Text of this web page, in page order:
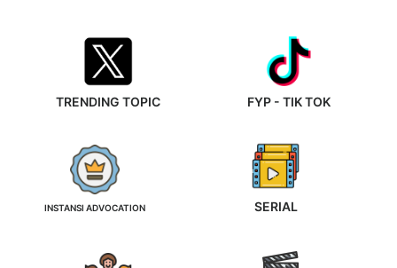
TRENDING TOPIC FYP - TIK TOK
INSTANSI ADVOCATION SERIAL